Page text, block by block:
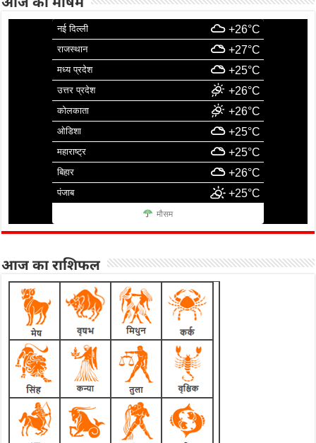
नई दिल्ली +26°C
राजस्थान +27°C
मध्य प्रदेश +25°C
उत्तर प्रदेश +26°C
कोलकाता +26°C
ओडिशा +25°C
महाराष्ट्र +25°C
बिहार +26°C
पंजाब +25°C
मौसम
आज का राशिफल